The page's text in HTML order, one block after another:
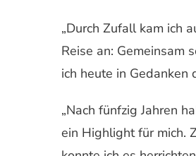
„Durch Zufall kam ich
Reise an: Gemeinsam
ich heute in Gedanken
„Nach fünfzig Jahren
ein Highlight für mich.